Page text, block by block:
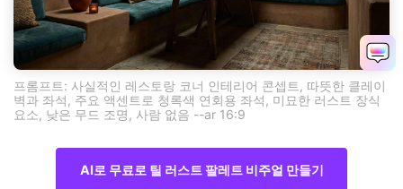
프롬프트: 사실적인 레스토랑 코너 인테리어 콘셉트, 따뜻한 클레이
벽과 좌석, 주요 액센트로 청록색 연회용 좌석, 미묘한 러스트 장식
요소, 낮은 무드 조명, 사람 없음 --ar 16:9
AI로 무료로 틸 러스트 팔레트 비주얼 만들기